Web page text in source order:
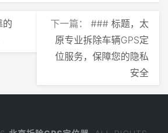
的
下一篇： ### 标题，太
原专业拆除车辆GPS定
位服务，保障您的隐私
安全